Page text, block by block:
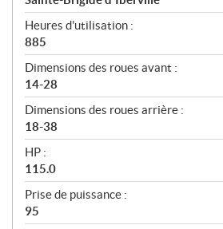
Heures d'utilisation :
885
Dimensions des roues avant :
14-28
Dimensions des roues arrière :
18-38
HP :
115.0
Prise de puissance :
95